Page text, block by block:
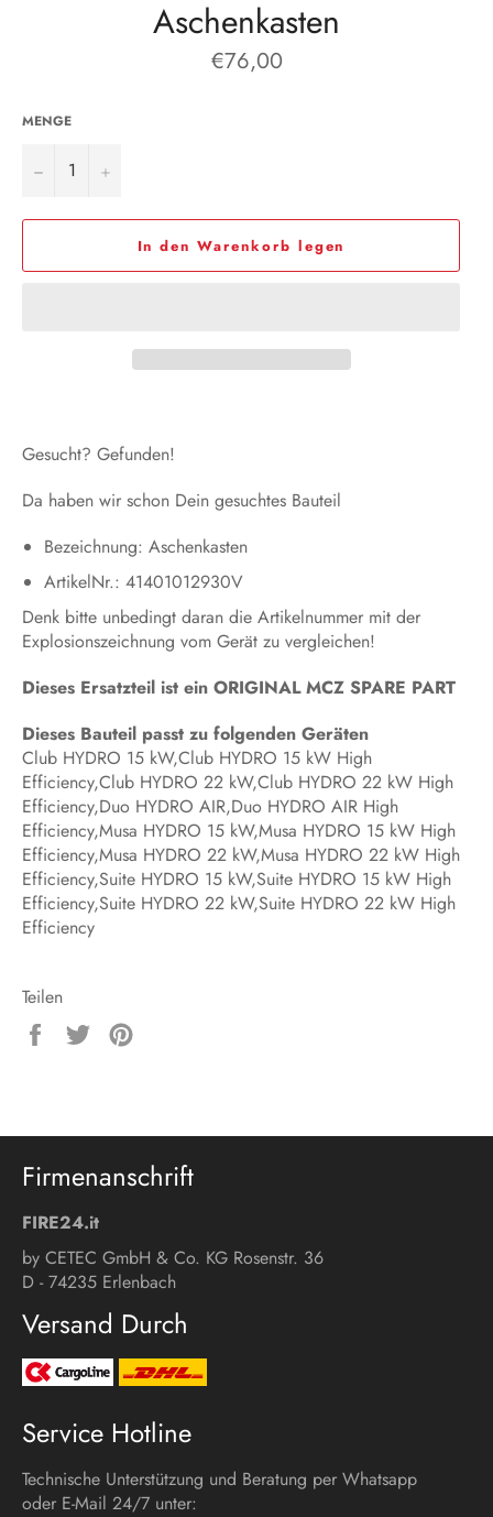
Aschenkasten
Normaler
Preis
€76,00
MENGE
− +
In den Warenkorb legen
Gesucht? Gefunden!
Da haben wir schon Dein gesuchtes Bauteil
Bezeichnung: Aschenkasten
ArtikelNr.: 41401012930V
Denk bitte unbedingt daran die Artikelnummer mit der
Explosionszeichnung vom Gerät zu vergleichen!
Dieses Ersatzteil ist ein ORIGINAL MCZ SPARE PART
Dieses Bauteil passt zu folgenden Geräten
Club HYDRO 15 kW,Club HYDRO 15 kW High
Efficiency,Club HYDRO 22 kW,Club HYDRO 22 kW High
Efficiency,Duo HYDRO AIR,Duo HYDRO AIR High
Efficiency,Musa HYDRO 15 kW,Musa HYDRO 15 kW High
Efficiency,Musa HYDRO 22 kW,Musa HYDRO 22 kW High
Efficiency,Suite HYDRO 15 kW,Suite HYDRO 15 kW High
Efficiency,Suite HYDRO 22 kW,Suite HYDRO 22 kW High
Efficiency
Teilen
Auf
Facebook
Auf
Twitter
Firmenanschrift
FIRE24.it
by CETEC GmbH & Co. KG Rosenstr. 36
D - 74235 Erlenbach
Versand Durch
Service Hotline
Technische Unterstützung und Beratung per Whatsapp
oder E-Mail 24/7 unter: